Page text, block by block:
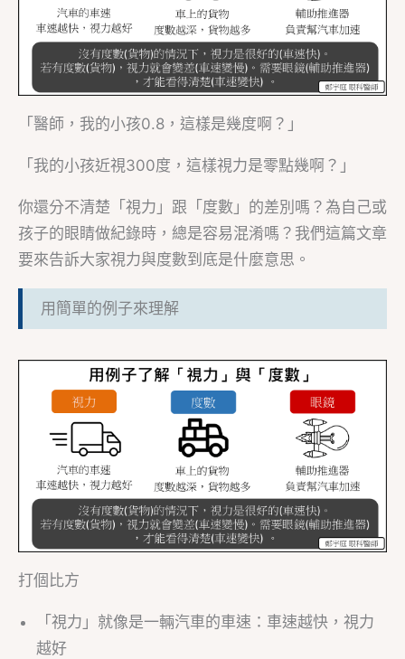
「醫師，我的小孩0.8，這樣是幾度啊？」
「我的小孩近視300度，這樣視力是零點幾啊？」
你還分不清楚「視力」跟「度數」的差別嗎？為自己或
孩子的眼睛做紀錄時，總是容易混淆嗎？我們這篇文章
要來告訴大家視力與度數到底是什麼意思。
用簡單的例子來理解
打個比方
「視力」就像是一輛汽車的車速：車速越快，視力
越好